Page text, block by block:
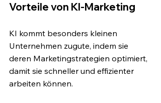
Vorteile von KI-Marketing
KI kommt besonders kleinen
Unternehmen zugute, indem sie
deren Marketingstrategien optimiert,
damit sie schneller und effizienter
arbeiten können.